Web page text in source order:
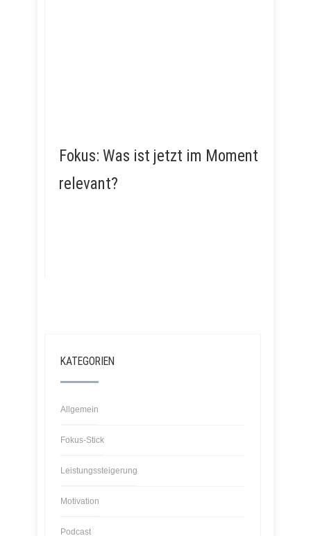
Fokus: Was ist jetzt im Moment
relevant?
KATEGORIEN
Allgemein
Fokus-Stick
Leistungssteigerung
Motivation
Podcast